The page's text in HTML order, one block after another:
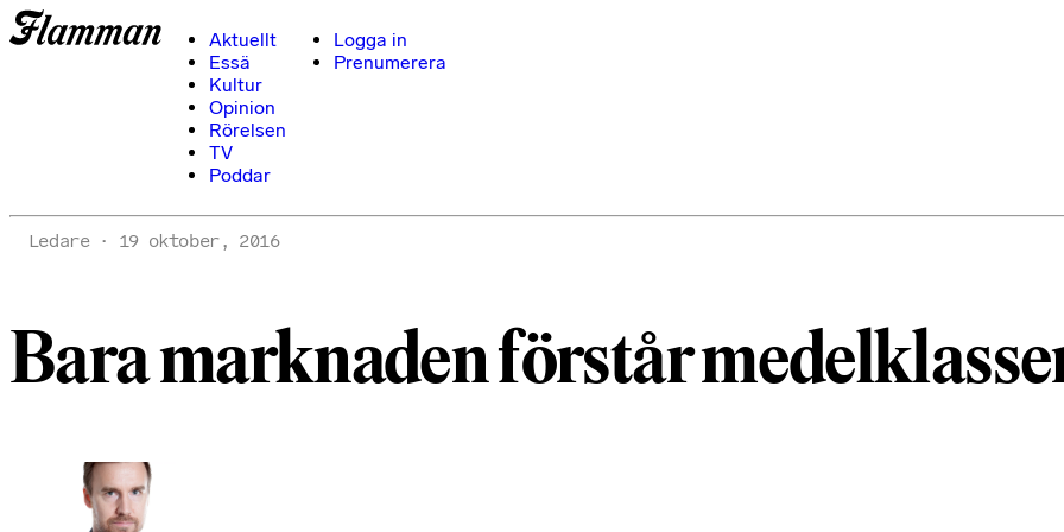
Aktuellt
Essä
Kultur
Opinion
Rörelsen
TV
Poddar
Logga in
Prenumerera
Ledare 19 oktober, 2016
Bara marknaden förstår